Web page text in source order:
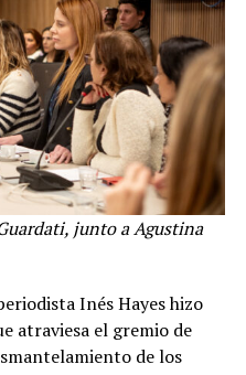
junto a Agustina
Inés Hayes hizo
atraviesa el gremio de
de los